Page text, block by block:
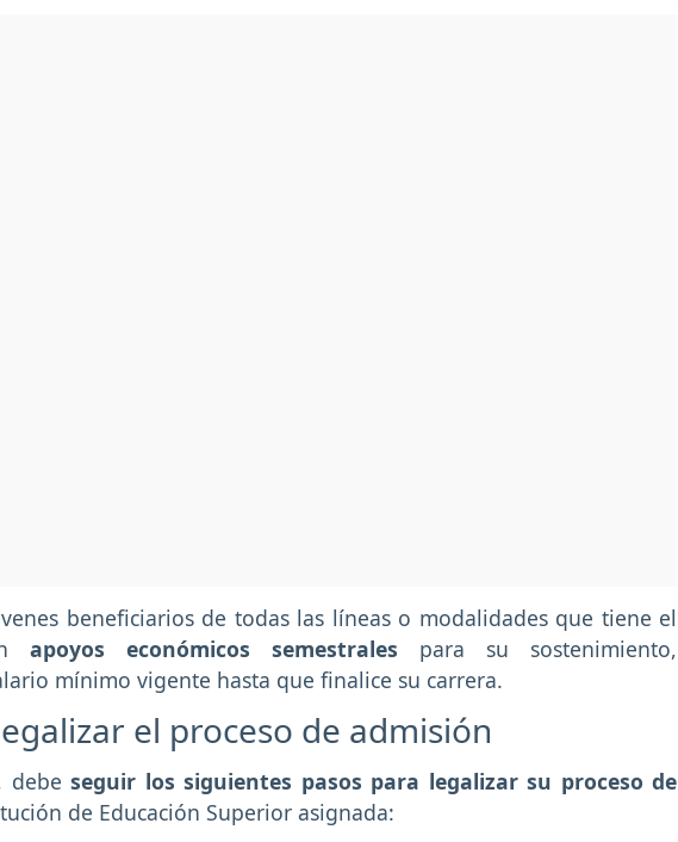
beneficiarios de todas las líneas o modalidades que tiene el
apoyos económicos semestrales para su sostenimiento,
mínimo vigente hasta que finalice su carrera.
el proceso de admisión
debe seguir los siguientes pasos para legalizar su proceso de
de Educación Superior asignada: